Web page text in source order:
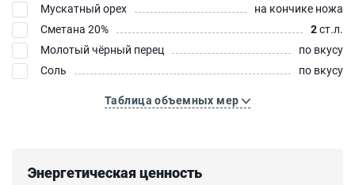
Мускатный орех
на кончике ножа
Сметана 20%
2ст.л.
Молотый чёрный перец
по вкусу
Соль
по вкусу
Таблица объемных мер
Энергетическая ценность